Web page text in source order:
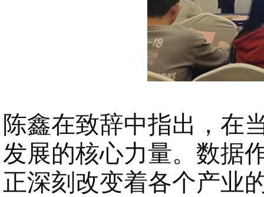
陈鑫在致辞中指出， 在
发展的核心力量。数据
正深刻改变着各个产业